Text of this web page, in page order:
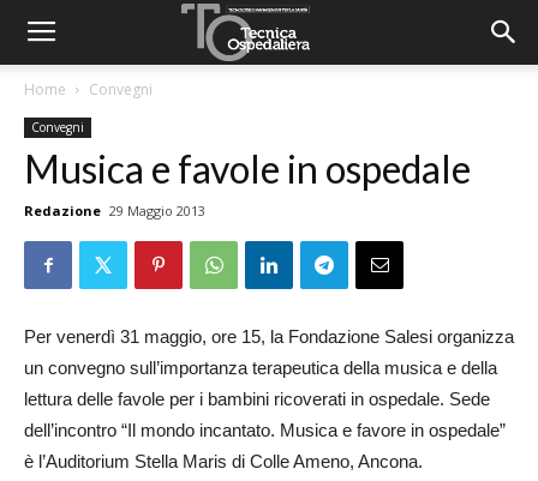
Home Convegni
Convegni
Musica e favole in ospedale
Redazione 29 Maggio 2013
Per venerdì 31 maggio, ore 15, la Fondazione Salesi organizza
un convegno sull’importanza terapeutica della musica e della
lettura delle favole per i bambini ricoverati in ospedale. Sede
dell’incontro “Il mondo incantato. Musica e favore in ospedale”
è l’Auditorium Stella Maris di Colle Ameno, Ancona.